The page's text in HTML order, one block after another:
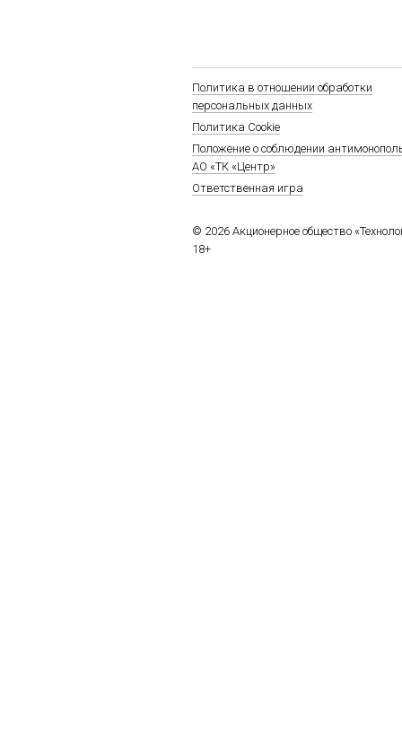
Политика в отношении обработки
персональных данных
Политика Cookie
Положение о соблюдении
АО «ТК «Центр»
Ответственная игра
© 2026 Акционерное общество
18+